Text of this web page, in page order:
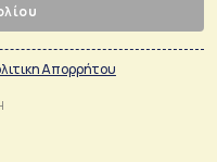
Απορρήτου